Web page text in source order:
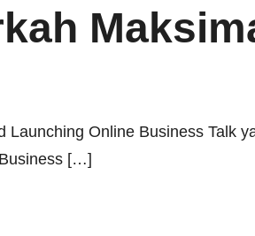
Online Business Talk
[…]